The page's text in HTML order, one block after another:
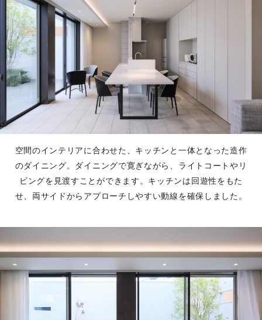
空間のインテリアに合わせた、キッチンと一体となった造作
のダイニング。ダイニングで寛ぎながら、ライトコートやリ
ビングを見渡すことができます。キッチンは回遊性をもた
せ、両サイドからアプローチしやすい動線を確保しました。